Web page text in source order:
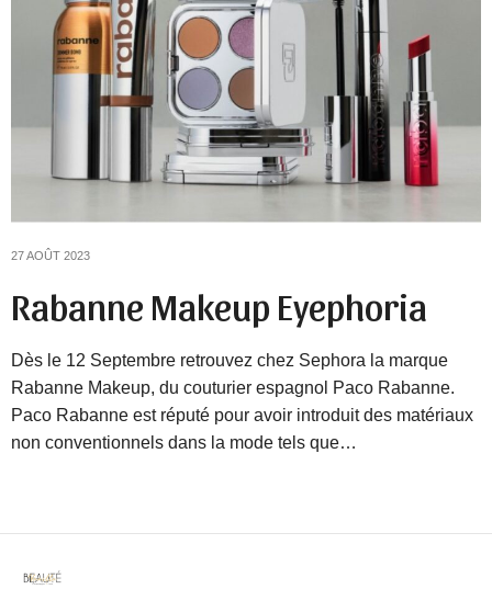
27 AOÛT 2023
Rabanne Makeup Eyephoria
Dès le 12 Septembre retrouvez chez Sephora la marque
Rabanne Makeup, du couturier espagnol Paco Rabanne.
Paco Rabanne est réputé pour avoir introduit des matériaux
non conventionnels dans la mode tels que…